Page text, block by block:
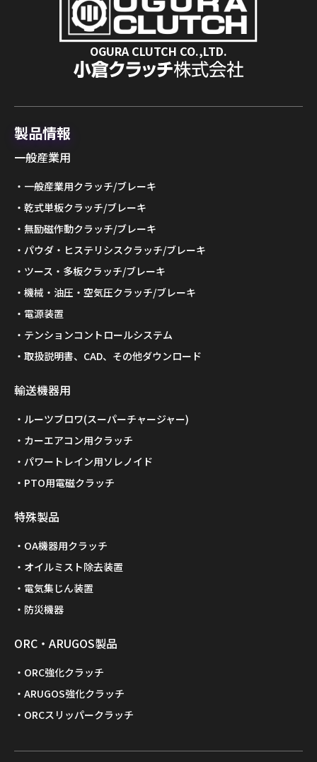
OGURA CLUTCH CO.,LTD.
製品情報
一般産業用
一般産業用クラッチ/ブレーキ
乾式単板クラッチ/ブレーキ
無励磁作動クラッチ/ブレーキ
パウダ・ヒステリシスクラッチ/ブレーキ
ツース・多板クラッチ/ブレーキ
機械・油圧・空気圧クラッチ/ブレーキ
電源装置
テンションコントロールシステム
取扱説明書、CAD、その他ダウンロード
輸送機器用
ルーツブロワ(スーパーチャージャー)
カーエアコン用クラッチ
パワートレイン用ソレノイド
PTO用電磁クラッチ
特殊製品
OA機器用クラッチ
オイルミスト除去装置
電気集じん装置
防災機器
ORC・ARUGOS製品
ORC強化クラッチ
ARUGOS強化クラッチ
ORCスリッパークラッチ